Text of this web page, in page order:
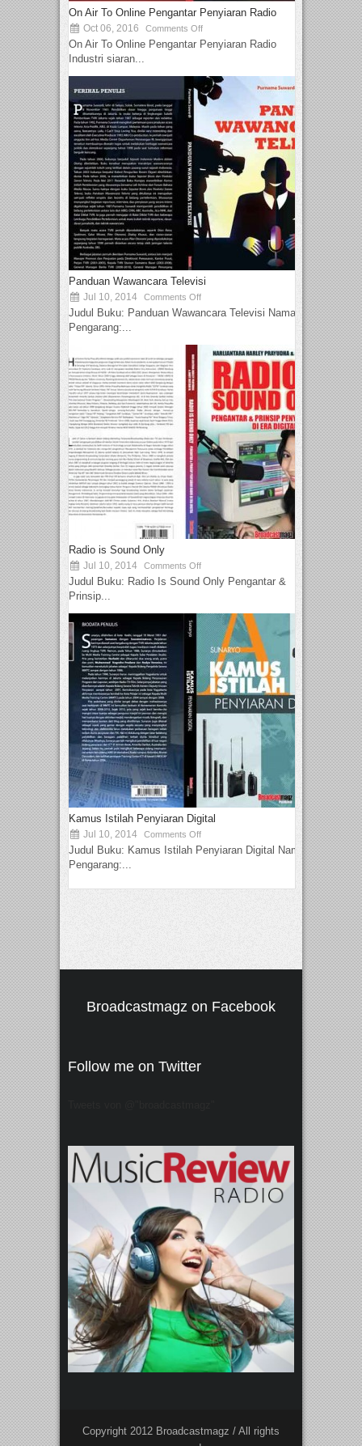
On Air To Online Pengantar Penyiaran Radio
Oct 06, 2016 Comments Off
On Air To Online Pengantar Penyiaran Radio
Industri siaran...
Panduan Wawancara Televisi
Jul 10, 2014 Comments Off
Judul Buku: Panduan Wawancara Televisi Nama
Pengarang:...
Radio is Sound Only
Jul 10, 2014 Comments Off
Judul Buku: Radio Is Sound Only Pengantar &
Prinsip...
Kamus Istilah Penyiaran Digital
Jul 10, 2014 Comments Off
Judul Buku: Kamus Istilah Penyiaran Digital Nama
Pengarang:...
Broadcastmagz on Facebook
Follow me on Twitter
Copyright 2012 Broadcastmagz / All rights